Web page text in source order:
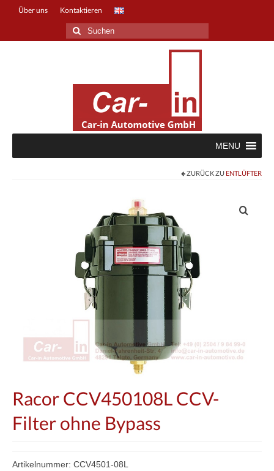
Über uns Kontaktieren
Suche
nach:
MENU
ZURÜCK ZU ENTLÜFTER
Racor CCV450108L CCV-
Filter ohne Bypass
Artikelnummer: CCV4501-08L